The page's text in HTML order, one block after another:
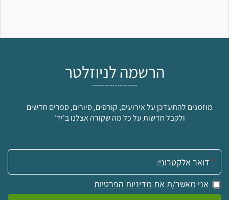
הרשמה לניוזלטר
מוזמנים להתעדכן על אירועים, קורסים, סיורים, ספרים חדשים
ולקבל חדשות על כל מה שקורה אצלנו ב'יד'
אימייל:
אני מאשר/ת את מדיניות הפרטיות